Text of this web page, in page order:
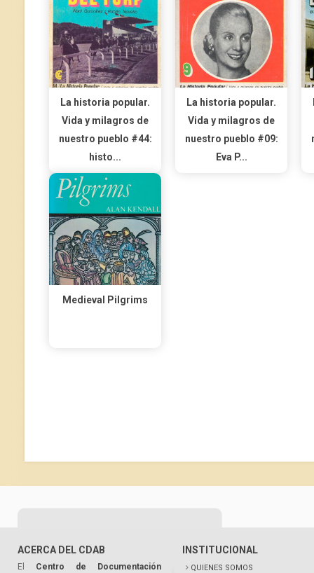
La historia popular.
Vida y milagros de
nuestro pueblo #44:
histo...
La historia popular.
Vida y milagros de
nuestro pueblo #09:
Eva P...
Medieval Pilgrims
ACERCA DEL CDAB
El Centro de Documentación
INSTITUCIONAL
QUIENES SOMOS